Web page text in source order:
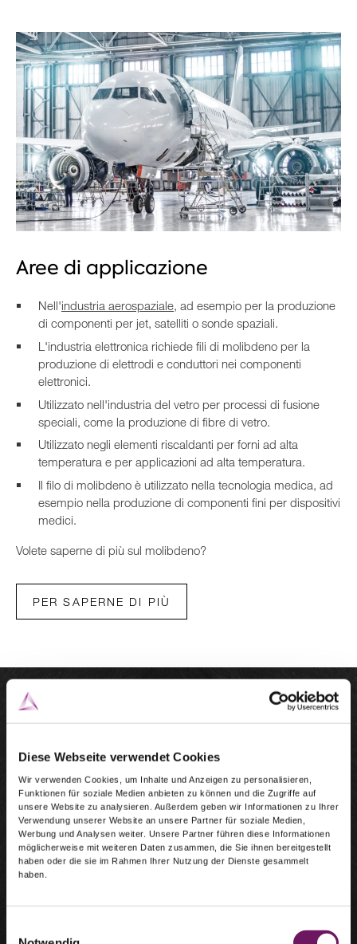
Diese Webseite verwendet Cookies
Wir verwenden Cookies, um Inhalte und Anzeigen zu personalisieren,
Funktionen für soziale Medien anbieten zu können und die Zugriffe auf
unsere Website zu analysieren. Außerdem geben wir Informationen zu Ihrer
Verwendung unserer Website an unsere Partner für soziale Medien,
Werbung und Analysen weiter. Unsere Partner führen diese Informationen
möglicherweise mit weiteren Daten zusammen, die Sie ihnen bereitgestellt
haben oder die sie im Rahmen Ihrer Nutzung der Dienste gesammelt
haben.
Aree di applicazione
Nell'industria aerospaziale, ad esempio per la produzione
di componenti per jet, satelliti o sonde spaziali.
L'industria elettronica richiede fili di molibdeno per la
produzione di elettrodi e conduttori nei componenti
elettronici.
Utilizzato nell'industria del vetro per processi di fusione
speciali, come la produzione di fibre di vetro.
Utilizzato negli elementi riscaldanti per forni ad alta
temperatura e per applicazioni ad alta temperatura.
Il filo di molibdeno è utilizzato nella tecnologia medica, ad
esempio nella produzione di componenti fini per dispositivi
medici.
Volete saperne di più sul molibdeno?
PER SAPERNE DI PIÙ